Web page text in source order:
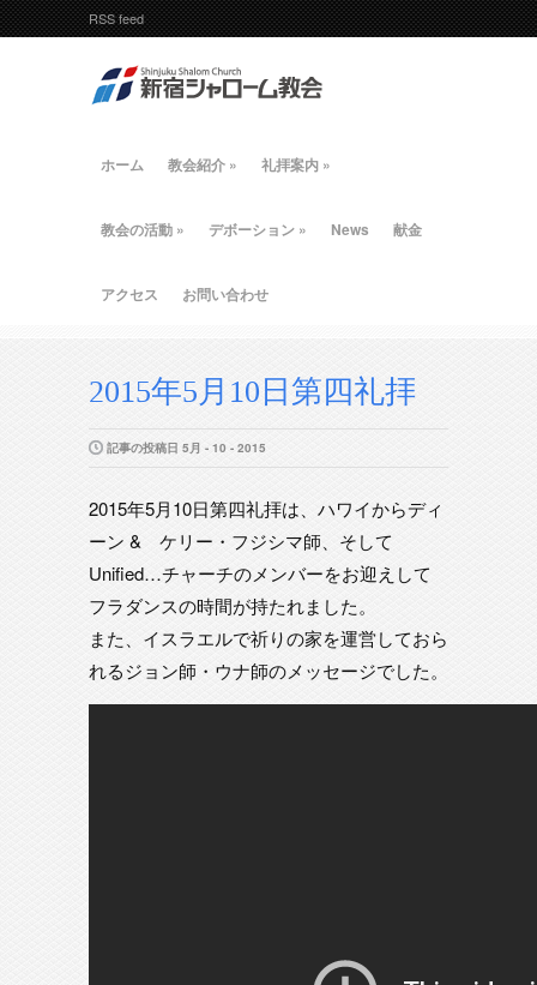
RSS feed
ホーム 教会紹介 » 礼拝案内 »
教会の活動 » デボーション » News 献金
アクセス お問い合わせ
2015年5月10日第四礼拝
記事の投稿日 5月 - 10 - 2015
2015年5月10日第四礼拝は、ハワイからディ
ーン & ケリー・フジシマ師、そして
Unified…チャーチのメンバーをお迎えして
フラダンスの時間が持たれました。
また、イスラエルで祈りの家を運営しておら
れるジョン師・ウナ師のメッセージでした。